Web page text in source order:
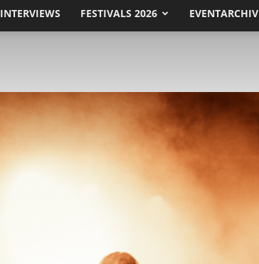
INTERVIEWS FESTIVALS 2026 EVENTARCHIV